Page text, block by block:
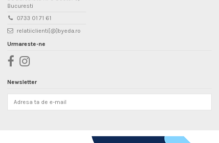
Bucuresti
0733 01 71 61
relatiiclienti[@]byeda.ro
Urmareste-ne
Newsletter